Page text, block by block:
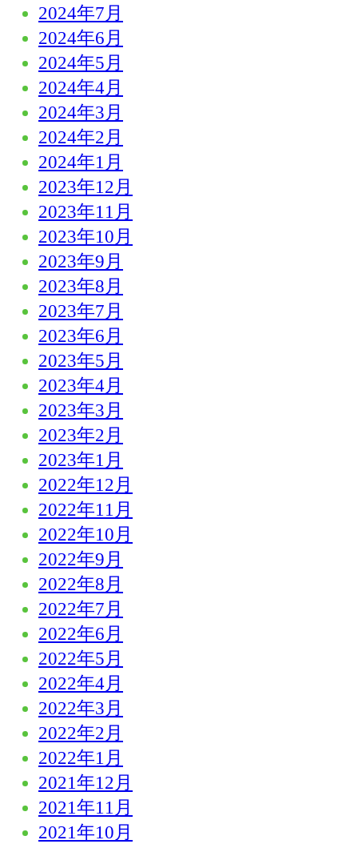
2024年7月
2024年6月
2024年5月
2024年4月
2024年3月
2024年2月
2024年1月
2023年12月
2023年11月
2023年10月
2023年9月
2023年8月
2023年7月
2023年6月
2023年5月
2023年4月
2023年3月
2023年2月
2023年1月
2022年12月
2022年11月
2022年10月
2022年9月
2022年8月
2022年7月
2022年6月
2022年5月
2022年4月
2022年3月
2022年2月
2022年1月
2021年12月
2021年11月
2021年10月